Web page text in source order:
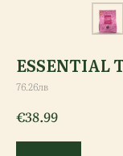
ESSENTIAL
76.26лв
€38.99